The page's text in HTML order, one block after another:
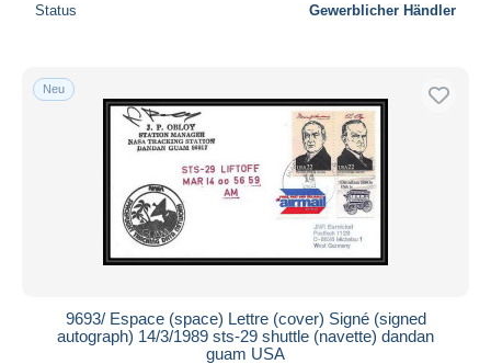
Status Gewerblicher Händler
Neu
9693/ Espace (space) Lettre (cover) Signé (signed
autograph) 14/3/1989 sts-29 shuttle (navette) dandan
guam USA